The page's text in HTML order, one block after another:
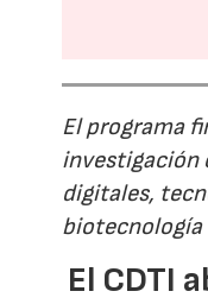
El programa
investigación
digitales,
biotecnología
El CDTI